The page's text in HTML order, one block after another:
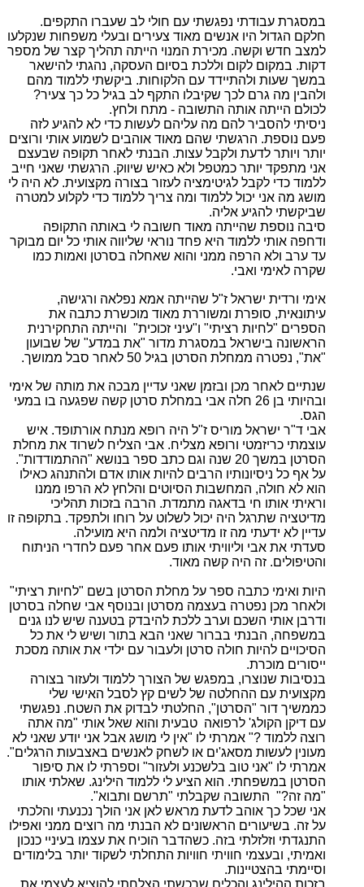
במסגרת עבודתי נפגשתי עם חולי לב שעברו התקפים.
חלקם הגדול היו אנשים מאוד צעירים ובעלי משפחות שנקלעו
למצב חדש וקשה. מכירת המנוי הייתה תהליך קצר של מספר
דקות. במקום לקום וללכת בסיום העסקה, נהגתי להישאר
במשך שעות ולהתיידד עם הלקוחות. ביקשתי ללמוד מהם
ולהבין מה גרם לכך שקיבלו התקף לב בגיל כל כך צעיר?
לכולם הייתה אותה התשובה - מתח ולחץ.
ניסיתי להסביר להם מה עליהם לעשות כדי לא להגיע לזה
פעם נוספת. הרגשתי שהם מאוד אוהבים לשמוע אותי ורוצים
יותר ויותר לדעת ולקבל עצות. הבנתי לאחר תקופה שבעצם
אני מתפקד יותר כמטפל ולא כאיש שיווק. הרגשתי שאני חייב
ללמוד כדי לקבל לגיטימציה לעזור בצורה מקצועית. לא היה לי
מושג מה אני יכול ללמוד ומה צריך ללמוד כדי לקלוע למטרה
שביקשתי להגיע אליה.
סיבה נוספת שהייתה מאוד חשובה לי באותה התקופה
ודחפה אותי ללמוד היא פחד נוראי שליווה אותי כל יום מבוקר
עד ערב ולא הרפה ממני והוא שאחלה בסרטן ואמות כמו
שקרה לאימי ואבי.
אימי ורדית ישראל ז"ל שהייתה אמא נפלאה ורגישה,
עיתונאית, סופרת ומשוררת מאוד מוכשרת כתבה את
הספרים "לחיות רציתי" ו"עיני זכוכית" והייתה התחקירנית
הראשונה בישראל במסגרת מדור "את במדע" של שבועון
"את", נפטרה ממחלת הסרטן בגיל 50 לאחר סבל ממושך.
שנתיים לאחר מכן ובזמן שאני עדיין מבכה את מותה של אימי
ובהיותי בן 26 חלה אבי במחלת סרטן קשה שפגעה בו במעי
הגס.
אבי ד"ר ישראל מוריס ז"ל היה רופא מנתח אורתופד. איש
עוצמתי כריזמטי ורופא מצליח. אבי הצליח לשרוד את מחלת
הסרטן במשך 20 שנה וגם כתב ספר בנושא "ההתמודדות".
על אף כל ניסיונותיו הרבים להיות אותו אדם ולהתנהג כאילו
הוא לא חולה, המחשבות הסיוטים והלחץ לא הרפו ממנו
וראיתי אותו חי בדאגה מתמדת. הרבה בזכות תהליכי
מדיטציה שתרגל היה יכול לשלוט על רוחו ולתפקד. בתקופה זו
עדיין לא ידעתי מה זו מדיטציה ולמה היא מועילה.
סעדתי את אבי וליוויתי אותו פעם אחר פעם לחדרי הניתוח
והטיפולים. זה היה קשה מאוד.
היות ואימי כתבה ספר על מחלת הסרטן בשם "לחיות רציתי"
ולאחר מכן נפטרה בעצמה מסרטן ובנוסף אבי שחלה בסרטן
ודרבן אותי השכם וערב ללכת להיבדק בטענה שיש לנו גנים
במשפחה, הבנתי בברור שאני הבא בתור ושיש לי את כל
הסיכויים להיות חולה סרטן ולעבור עם ילדי את אותה מסכת
ייסורים מוכרת.
בנסיבות שנוצרו, במפגש של הצורך ללמוד ולעזור בצורה
מקצועית עם ההחלטה של לשים קץ לסבל האישי שלי
כממשיך דור "הסרטן", החלטתי לבדוק את השטח. נפגשתי
עם דיקן הקולג' לרפואה טבעית והוא שאל אותי "מה אתה
רוצה ללמוד ?" אמרתי לו "אין לי מושג אבל אני יודע שאני לא
מעונין לעשות מסאג'ים או לשחק לאנשים באצבעות הרגלים".
אמרתי לו "אני טוב בלשכנע ולעזור" וספרתי לו את סיפור
הסרטן במשפחתי. הוא הציע לי ללמוד הילינג. שאלתי אותו
"מה זה?" התשובה שקבלתי "תרשם ותבוא".
אני שכל כך אוהב לדעת מראש לאן אני הולך נכנעתי והלכתי
על זה. בשיעורים הראשונים לא הבנתי מה רוצים ממני ואפילו
התנגדתי וזלזלתי בזה. כשהדבר הוכיח את עצמו בעיניי כנכון
ואמיתי, ובעצמי חוויתי חוויות התחלתי לשקוד יותר בלימודים
וסיימתי בהצטיינות.
בזכות ההילינג והכלים שרכשתי הצלחתי להוציא לעצמי את